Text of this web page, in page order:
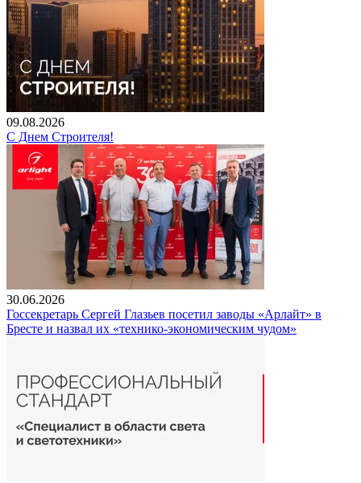
09.08.2026
С Днем Строителя!
30.06.2026
Госсекретарь Сергей Глазьев посетил заводы «Арлайт» в
Бресте и назвал их «технико-экономическим чудом»